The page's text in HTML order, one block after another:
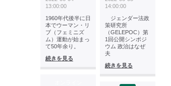
13:00:00
1960年代後半に日
本でウーマン・リ
ブ（フェミニズ
ム）運動が始まっ
て50年余り。
続きを見る
14:00:00
ジェンダー法政
策研究所
（GELEPOC）第
1回公開シンポジ
ウム 政治はなぜ
夫
続きを見る